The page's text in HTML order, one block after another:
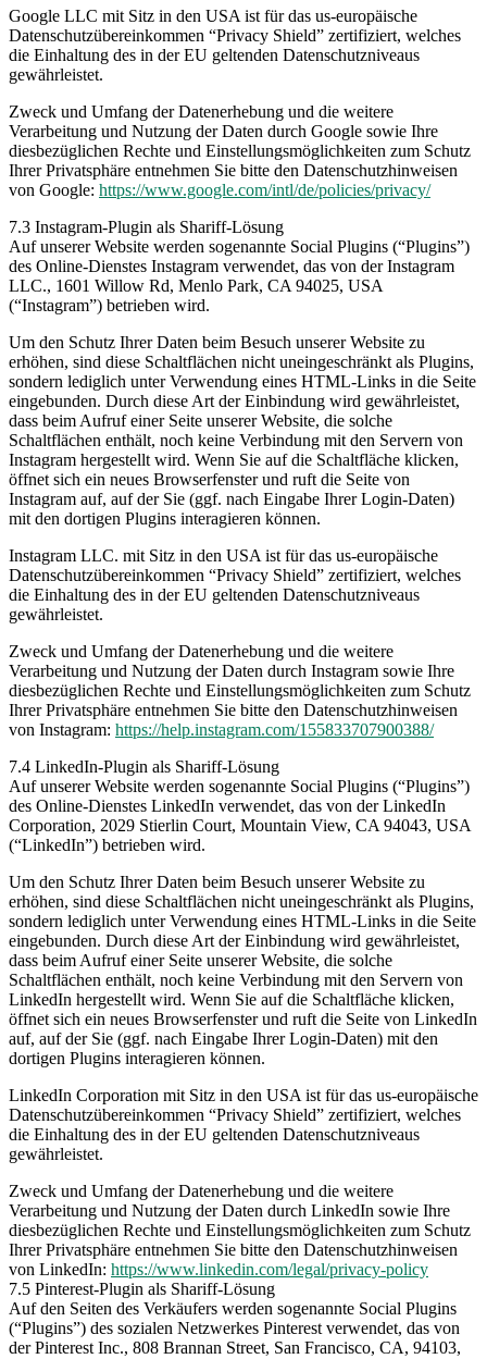
Google LLC mit Sitz in den USA ist für das us-europäische
Datenschutzübereinkommen “Privacy Shield” zertifiziert, welches
die Einhaltung des in der EU geltenden Datenschutzniveaus
gewährleistet.
Zweck und Umfang der Datenerhebung und die weitere
Verarbeitung und Nutzung der Daten durch Google sowie Ihre
diesbezüglichen Rechte und Einstellungsmöglichkeiten zum Schutz
Ihrer Privatsphäre entnehmen Sie bitte den Datenschutzhinweisen
von Google: https://www.google.com/intl/de/policies/privacy/
7.3 Instagram-Plugin als Shariff-Lösung
Auf unserer Website werden sogenannte Social Plugins (“Plugins”)
des Online-Dienstes Instagram verwendet, das von der Instagram
LLC., 1601 Willow Rd, Menlo Park, CA 94025, USA
(“Instagram”) betrieben wird.
Um den Schutz Ihrer Daten beim Besuch unserer Website zu
erhöhen, sind diese Schaltflächen nicht uneingeschränkt als Plugins,
sondern lediglich unter Verwendung eines HTML-Links in die Seite
eingebunden. Durch diese Art der Einbindung wird gewährleistet,
dass beim Aufruf einer Seite unserer Website, die solche
Schaltflächen enthält, noch keine Verbindung mit den Servern von
Instagram hergestellt wird. Wenn Sie auf die Schaltfläche klicken,
öffnet sich ein neues Browserfenster und ruft die Seite von
Instagram auf, auf der Sie (ggf. nach Eingabe Ihrer Login-Daten)
mit den dortigen Plugins interagieren können.
Instagram LLC. mit Sitz in den USA ist für das us-europäische
Datenschutzübereinkommen “Privacy Shield” zertifiziert, welches
die Einhaltung des in der EU geltenden Datenschutzniveaus
gewährleistet.
Zweck und Umfang der Datenerhebung und die weitere
Verarbeitung und Nutzung der Daten durch Instagram sowie Ihre
diesbezüglichen Rechte und Einstellungsmöglichkeiten zum Schutz
Ihrer Privatsphäre entnehmen Sie bitte den Datenschutzhinweisen
von Instagram: https://help.instagram.com/155833707900388/
7.4 LinkedIn-Plugin als Shariff-Lösung
Auf unserer Website werden sogenannte Social Plugins (“Plugins”)
des Online-Dienstes LinkedIn verwendet, das von der LinkedIn
Corporation, 2029 Stierlin Court, Mountain View, CA 94043, USA
(“LinkedIn”) betrieben wird.
Um den Schutz Ihrer Daten beim Besuch unserer Website zu
erhöhen, sind diese Schaltflächen nicht uneingeschränkt als Plugins,
sondern lediglich unter Verwendung eines HTML-Links in die Seite
eingebunden. Durch diese Art der Einbindung wird gewährleistet,
dass beim Aufruf einer Seite unserer Website, die solche
Schaltflächen enthält, noch keine Verbindung mit den Servern von
LinkedIn hergestellt wird. Wenn Sie auf die Schaltfläche klicken,
öffnet sich ein neues Browserfenster und ruft die Seite von LinkedIn
auf, auf der Sie (ggf. nach Eingabe Ihrer Login-Daten) mit den
dortigen Plugins interagieren können.
LinkedIn Corporation mit Sitz in den USA ist für das us-europäische
Datenschutzübereinkommen “Privacy Shield” zertifiziert, welches
die Einhaltung des in der EU geltenden Datenschutzniveaus
gewährleistet.
Zweck und Umfang der Datenerhebung und die weitere
Verarbeitung und Nutzung der Daten durch LinkedIn sowie Ihre
diesbezüglichen Rechte und Einstellungsmöglichkeiten zum Schutz
Ihrer Privatsphäre entnehmen Sie bitte den Datenschutzhinweisen
von LinkedIn: https://www.linkedin.com/legal/privacy-policy
7.5 Pinterest-Plugin als Shariff-Lösung
Auf den Seiten des Verkäufers werden sogenannte Social Plugins
(“Plugins”) des sozialen Netzwerkes Pinterest verwendet, das von
der Pinterest Inc., 808 Brannan Street, San Francisco, CA, 94103,